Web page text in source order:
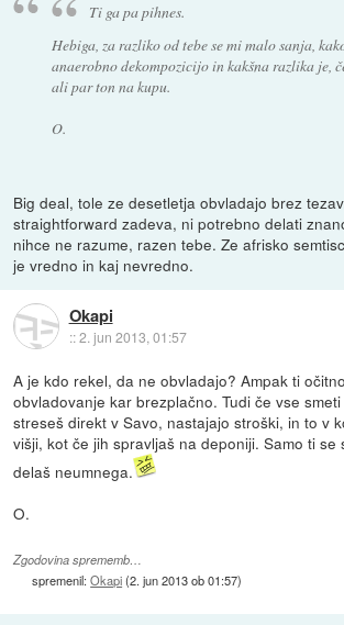
Ti ga pa pihnes.
Hebiga, za razliko od tebe se mi malo sanja,
anaerobno dekompozicijo in kakšna razlika je,
ali par ton na kupu.
O.
Big deal, tole ze desetletja obvladajo brez
straightforward zadeva, ni potrebno delati
nihce ne razume, razen tebe. Ze afrisko
je vredno in kaj nevredno.
Okapi
::2. jun 2013, 01:57
A je kdo rekel, da ne obvladajo? Ampak ti
obvladovanje kar brezplačno. Tudi če vse
streseš direkt v Savo, nastajajo stroški, in to v
višji, kot če jih spravljaš na deponiji. Samo ti se
delaš neumnega.
O.
Zgodovina sprememb…
spremenil:Okapi(2. jun 2013 ob 01:57)